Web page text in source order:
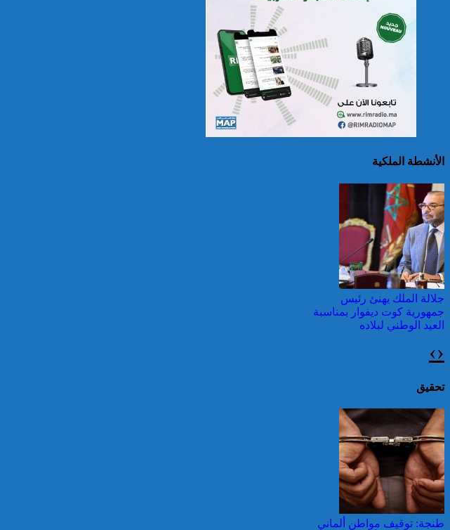
سريلانكا: إغلاق بعض
المدارس في مناطق جبلية
الصين تصدر إنذارين
لمواجهة العواصف المطيرة
وطقس شديد الحمل
الحراري
مكافحة حريق في شمال
قرابة ألف حريق في غابات
كندا وسحب الدخان تصل
الأنشطة الملكية
جلالة الملك يهنئ رئيس
جمهورية كوت ديفوار بمناسبة
العيد الوطني لبلاده
جلالة الملك يتلقى برقية تهنئة
من رئيس جمهورية سلوفاكيا
بمناسبة ذكرى عيد العرش
المجيد
‹
›
تحقيق
طنجة: توقيف مواطن ألماني